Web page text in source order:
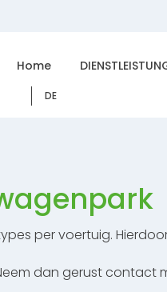
Home
DE
per voertuig.
dan gerust contact